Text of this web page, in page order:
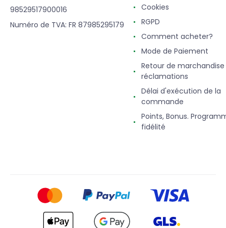
98529517900016
Numéro de TVA: FR 87985295179
Cookies
RGPD
Comment acheter?
Mode de Paiement
Retour de
réclamations
Délai d'exécution de la
commande
Points, Bonus.
fidélité